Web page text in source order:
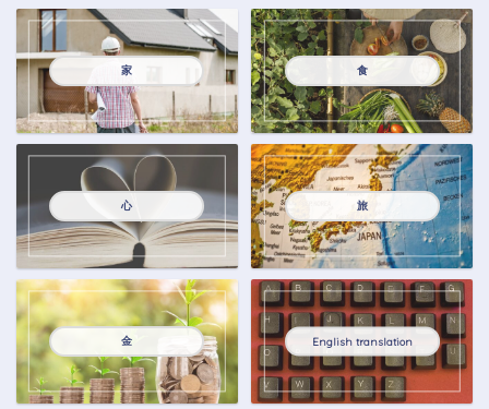
家 食
心 旅
金 English translation